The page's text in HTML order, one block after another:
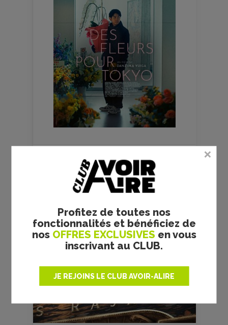
Profitez de toutes nos
fonctionnalités et bénéficiez de
nos OFFRES EXCLUSIVES en vous
inscrivant au CLUB.
JE REJOINS LE CLUB AVOIR-ALIRE
FILMSCULTES
RRR - S. S. RAJAMOULI -
CRITIQUE